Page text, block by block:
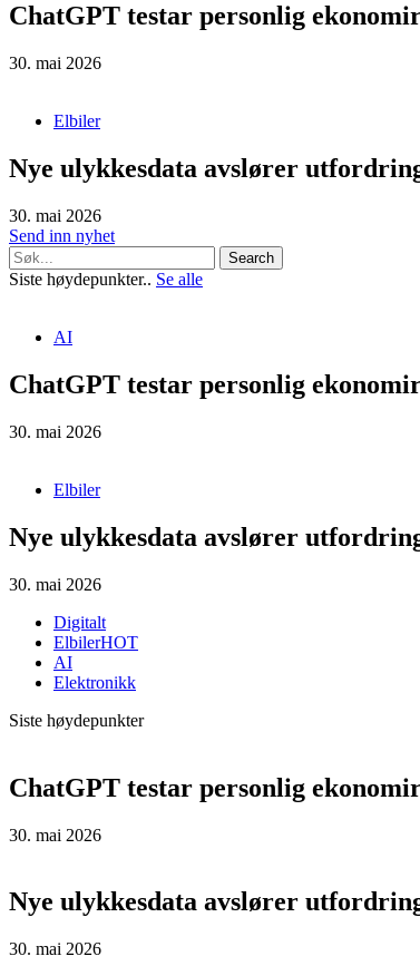
ChatGPT testar personlig
30. mai 2026
Elbiler
Nye ulykkesdata avslører
30. mai 2026
Send inn nyhet
Search
Siste høydepunkter.. Se alle
AI
ChatGPT testar personlig
30. mai 2026
Elbiler
Nye ulykkesdata avslører
30. mai 2026
Digitalt
ElbilerHOT
AI
Elektronikk
Siste høydepunkter
ChatGPT testar personlig
30. mai 2026
Nye ulykkesdata avslører
30. mai 2026